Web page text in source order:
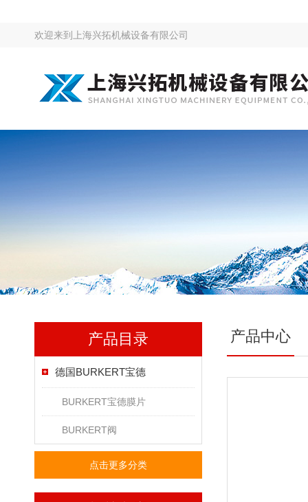
欢迎来到 上海兴拓机械设备有限公司
产品目录
德国BURKERT宝德
BURKERT宝德膜片
BURKERT阀
点击更多分类
产品中心